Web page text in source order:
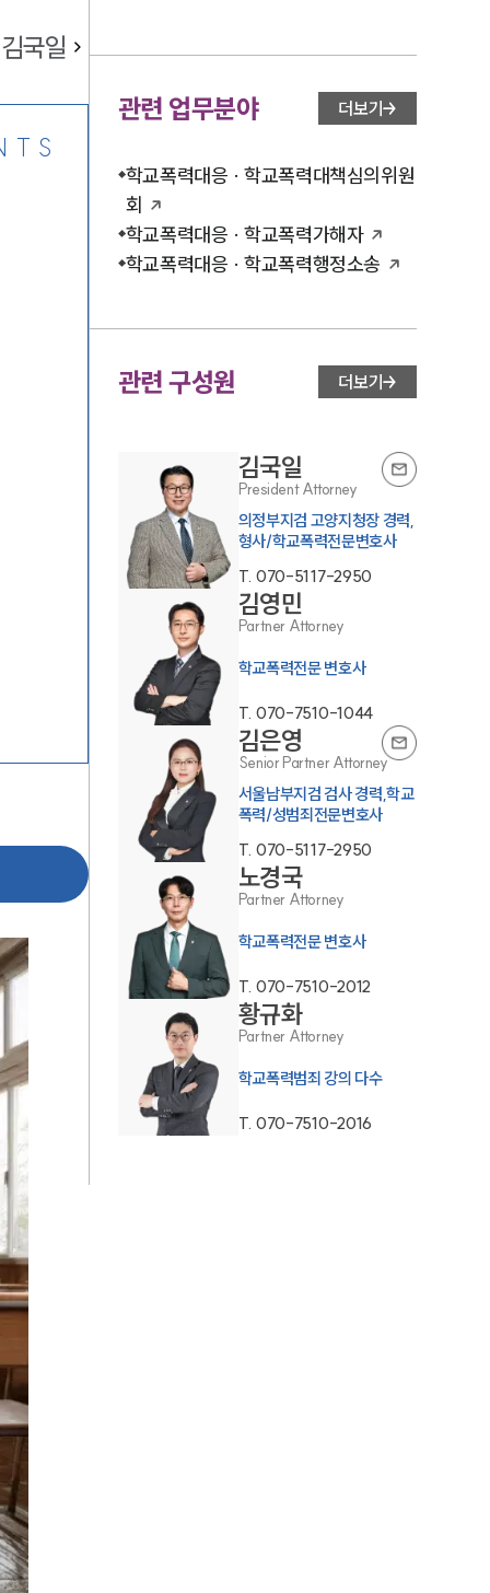
팀소개
팀소개
대륜의 강점
오시는 길
글로벌 파트너 로펌
고객의 소리
통합검색
AI대륜
김국일
관련 업무분야 더보기
학교폭력대응 · 학교폭력대책심의위원
회
학교폭력대응 · 학교폭력가해자
학교폭력대응 · 학교폭력행정소송
관련 구성원 더보기
김국일
President Attorney
의정부지검 고양지청장 경력,
형사/학교폭력전문변호사
T. 070-5117-2950
김영민
Partner Attorney
학교폭력전문 변호사
T. 070-7510-1044
김은영
Senior Partner Attorney
서울남부지검 검사 경력,학교
폭력/성범죄전문변호사
T. 070-5117-2950
노경국
Partner Attorney
학교폭력전문 변호사
T. 070-7510-2012
황규화
Partner Attorney
학교폭력범죄 강의 다수
T. 070-7510-2016